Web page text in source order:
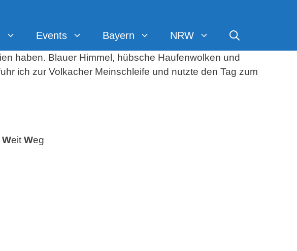
Events Bayern NRW
haben. Blauer Himmel, hübsche Haufenwolken und
ich zur Volkacher Meinschleife und nutzte den Tag zum
Weit Weg